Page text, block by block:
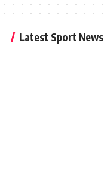
Latest Sport News